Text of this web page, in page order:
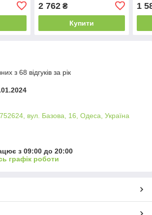
2 762₴
Купити
1
з 68 відгуків за рік
вул. Базова, 16, Одеса, Україна
з 09:00 до 20:00
графік роботи